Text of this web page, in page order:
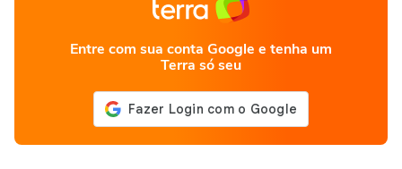
Entre com sua conta Google e tenha um
Terra só seu